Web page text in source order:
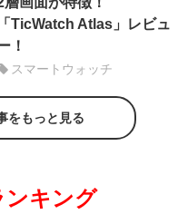
「TicWatch Atlas」レビュ
！
スマートウォッチ
をもっと見る
ンキング